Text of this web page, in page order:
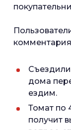
Съездили
дома
ездим.
Томат по
получит